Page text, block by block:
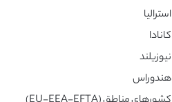
استرالیا
کانادا
نیوزیلند
هندوراس